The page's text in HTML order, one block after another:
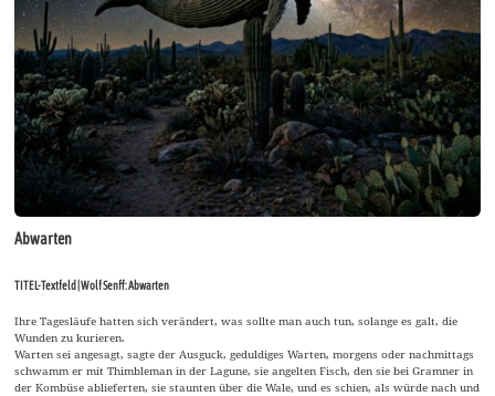
Abwarten
TITEL-Textfeld | Wolf Senff: Abwarten
Ihre Tagesläufe hatten sich verändert, was sollte man auch tun, solange es galt, die
Wunden zu kurieren.
Warten sei angesagt, sagte der Ausguck, geduldiges Warten, morgens oder nachmittags
schwamm er mit Thimbleman in der Lagune, sie angelten Fisch, den sie bei Gramner in
der Kombüse ablieferten, sie staunten über die Wale, und es schien, als würde nach und